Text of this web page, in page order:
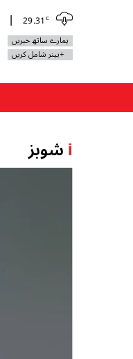
29.31c
ہمارے ساتھ خبریں
+بینر شامل کریں
iشوبز